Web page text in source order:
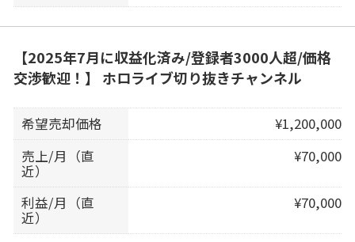
【2025年7月に収益化済み/登録者3000人超/価格
交渉歓迎！】 ホロライブ切り抜きチャンネル
希望売却価格
¥1,200,000
売上/月（直
近）
¥70,000
利益/月（直
近）
¥70,000